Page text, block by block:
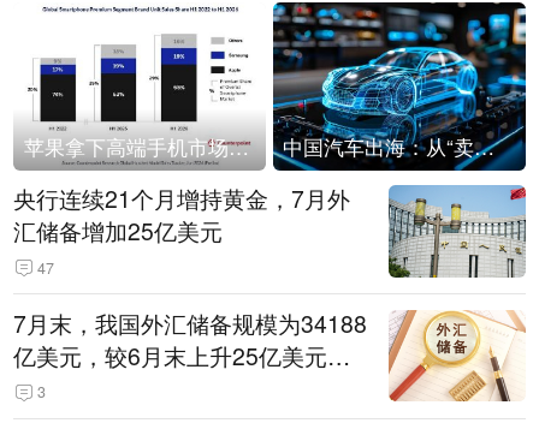
苹果拿下高端手机市场65%的份额：iPhone 17系列功不可没 中国汽车出海：从“卖出去”到“走进去”
央行连续21个月增持黄金，7月外
汇储备增加25亿美元
47
7月末，我国外汇储备规模为34188
亿美元，较6月末上升25亿美元，
升幅为0.07%
3